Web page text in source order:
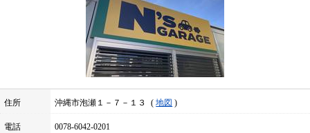
住所 沖縄市泡瀬１－７－１３ 地図
電話 0078-6042-0201